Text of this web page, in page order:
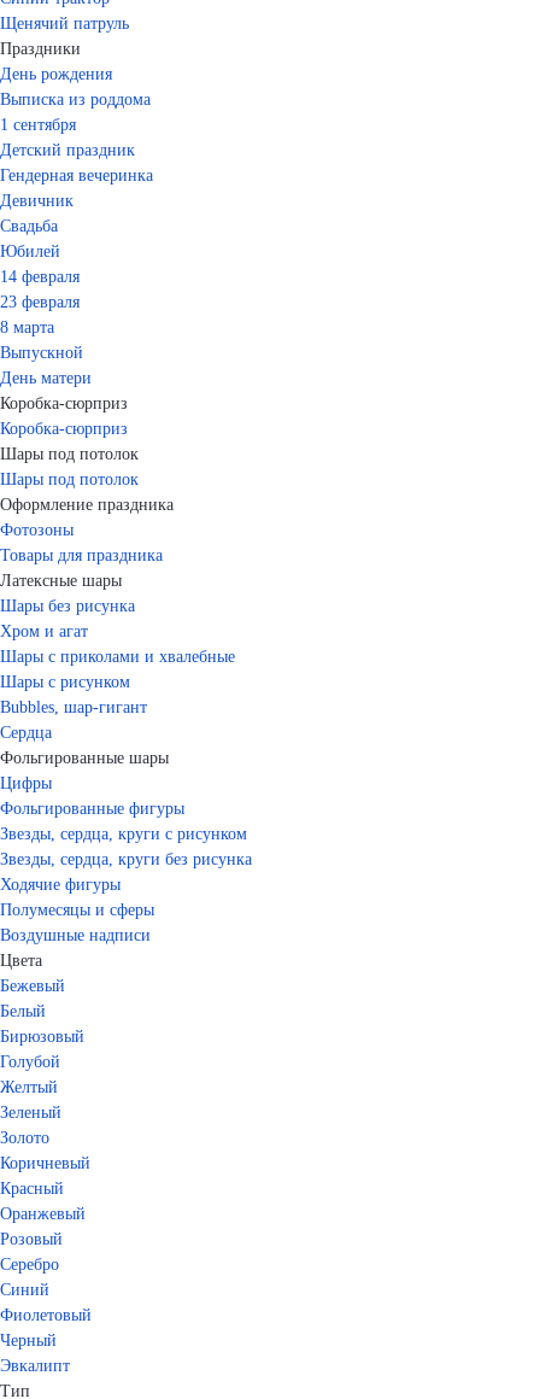
Щенячий патруль
Праздники
День рождения
Выписка из роддома
1 сентября
Детский праздник
Гендерная вечеринка
Девичник
Свадьба
Юбилей
14 февраля
23 февраля
8 марта
Выпускной
День матери
Коробка-сюрприз
Коробка-сюрприз
Шары под потолок
Шары под потолок
Оформление праздника
Фотозоны
Товары для праздника
Латексные шары
Шары без рисунка
Хром и агат
Шары с приколами и хвалебные
Шары с рисунком
Bubbles, шар-гигант
Сердца
Фольгированные шары
Цифры
Фольгированные фигуры
Звезды, сердца, круги с рисунком
Звезды, сердца, круги без рисунка
Ходячие фигуры
Полумесяцы и сферы
Воздушные надписи
Цвета
Бежевый
Белый
Бирюзовый
Голубой
Желтый
Зеленый
Золото
Коричневый
Красный
Оранжевый
Розовый
Серебро
Синий
Фиолетовый
Черный
Эвкалипт
Тип